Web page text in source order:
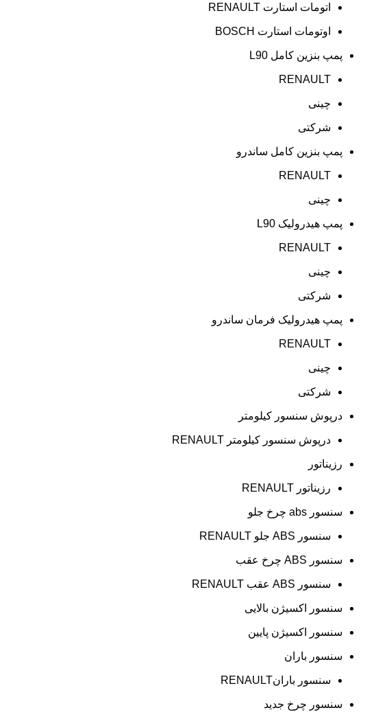
اتومات استارت RENAULT
اوتومات استارت BOSCH
پمپ بنزین کامل L90
RENAULT
چینی
شرکتی
پمپ بنزین کامل ساندرو
RENAULT
چینی
پمپ هیدرولیک L90
RENAULT
چینی
شرکتی
پمپ هیدرولیک فرمان ساندرو
RENAULT
چینی
شرکتی
درپوش سنسور کیلومتر
درپوش سنسور کیلومتر RENAULT
رزیناتور
رزیناتور RENAULT
سنسور abs چرخ جلو
سنسور ABS جلو RENAULT
سنسور ABS چرخ عقب
سنسور ABS عقب RENAULT
سنسور اکسیژن بالایی
سنسور اکسیژن پایین
سنسور باران
سنسور بارانRENAULT
سنسور چرخ جدید